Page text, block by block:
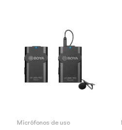
Micrófonos de uso